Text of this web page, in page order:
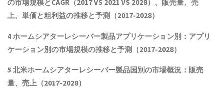
の市場規模とCAGR （2017 VS 2021 VS 2028）、販売量、売
上、単価と粗利益の推移と予測（2017-2028）
4ホームシアターレシーバー製品アプリケーション別：アプリ
ケーション別の市場規模の推移と予測（2017-2028）
5 北米ホームシアターレシーバー製品国別の市場概況 ：販売
量、売上（2017-2028）